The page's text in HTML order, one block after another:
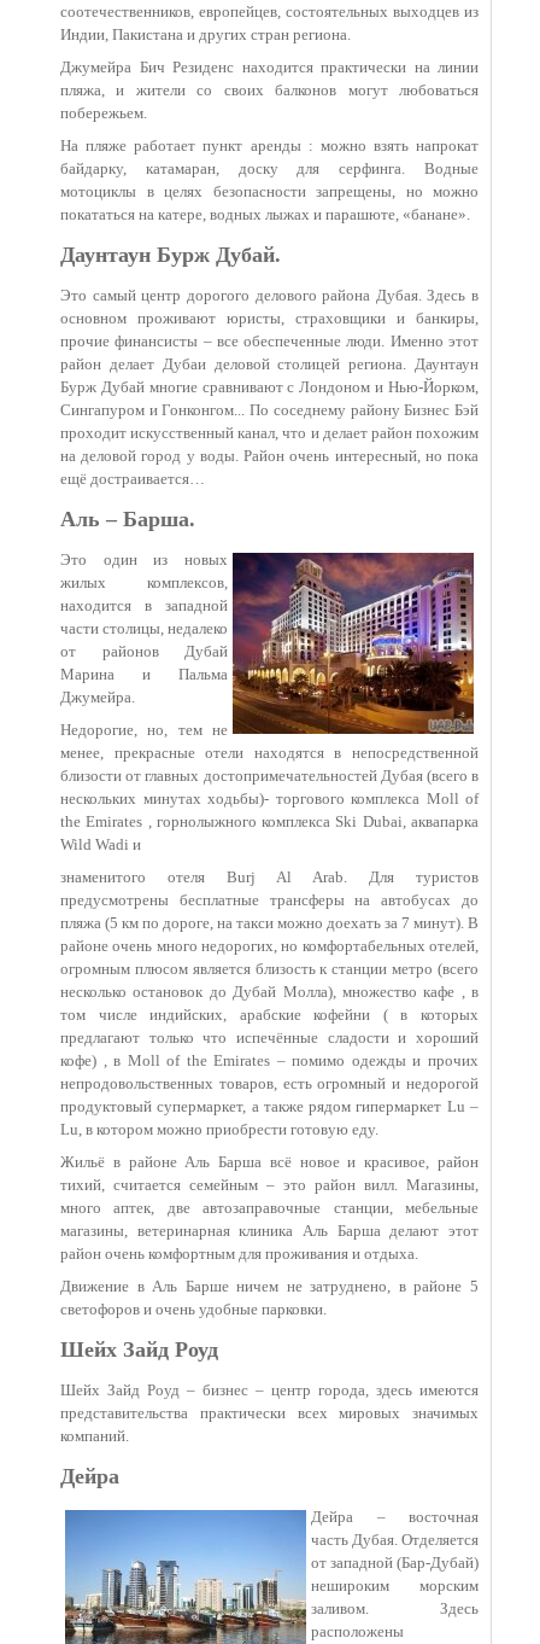
соотечественников, европейцев, состоятельных выходцев из
Индии, Пакистана и других стран региона.
Джумейра Бич Резиденс находится практически на линии
пляжа, и жители со своих балконов могут любоваться
побережьем.
На пляже работает пункт аренды : можно взять напрокат
байдарку, катамаран, доску для серфинга. Водные
мотоциклы в целях безопасности запрещены, но можно
покататься на катере, водных лыжах и парашюте, «банане».
Даунтаун Бурж Дубай.
Это самый центр дорогого делового района Дубая. Здесь в
основном проживают юристы, страховщики и банкиры,
прочие финансисты – все обеспеченные люди. Именно этот
район делает Дубаи деловой столицей региона. Даунтаун
Бурж Дубай многие сравнивают с Лондоном и Нью-Йорком,
Сингапуром и Гонконгом... По соседнему району Бизнес Бэй
проходит искусственный канал, что и делает район похожим
на деловой город у воды. Район очень интересный, но пока
ещё достраивается…
Аль – Барша.
Это один из новых
жилых комплексов,
находится в западной
части столицы, недалеко
от районов Дубай
Марина и Пальма
Джумейра.
Недорогие, но, тем не
менее, прекрасные отели находятся в непосредственной
близости от главных достопримечательностей Дубая (всего в
нескольких минутах ходьбы)- торгового комплекса Moll of
the Emirates , горнолыжного комплекса Ski Dubai, аквапарка
Wild Wadi и
знаменитого отеля Burj Al Arab. Для туристов
предусмотрены бесплатные трансферы на автобусах до
пляжа (5 км по дороге, на такси можно доехать за 7 минут). В
районе очень много недорогих, но комфортабельных отелей,
огромным плюсом является близость к станции метро (всего
несколько остановок до Дубай Молла), множество кафе , в
том числе индийских, арабские кофейни ( в которых
предлагают только что испечённые сладости и хороший
кофе) , в Moll of the Emirates – помимо одежды и прочих
непродовольственных товаров, есть огромный и недорогой
продуктовый супермаркет, а также рядом гипермаркет Lu –
Lu, в котором можно приобрести готовую еду.
Жильё в районе Аль Барша всё новое и красивое, район
тихий, считается семейным – это район вилл. Магазины,
много аптек, две автозаправочные станции, мебельные
магазины, ветеринарная клиника Аль Барша делают этот
район очень комфортным для проживания и отдыха.
Движение в Аль Барше ничем не затруднено, в районе 5
светофоров и очень удобные парковки.
Шейх Зайд Роуд
Шейх Зайд Роуд – бизнес – центр города, здесь имеются
представительства практически всех мировых значимых
компаний.
Дейра
Дейра – восточная
часть Дубая. Отделяется
от западной (Бар-Дубай)
нешироким морским
заливом. Здесь
расположены